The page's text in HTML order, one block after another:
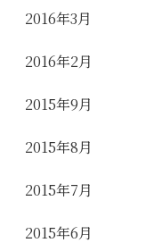
2016年3月
2016年2月
2015年9月
2015年8月
2015年7月
2015年6月